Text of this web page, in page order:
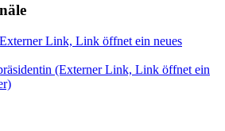
Link, Link öffnet ein neues
(Externer Link, Link öffnet ein